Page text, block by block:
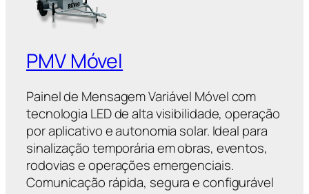
PMV Móvel
Painel de Mensagem Variável Móvel com
tecnologia LED de alta visibilidade, operação
por aplicativo e autonomia solar. Ideal para
sinalização temporária em obras, eventos,
rodovias e operações emergenciais.
Comunicação rápida, segura e configurável